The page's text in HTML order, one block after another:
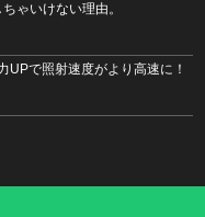
ゃいけない理由。
で照射速度がより高速に！